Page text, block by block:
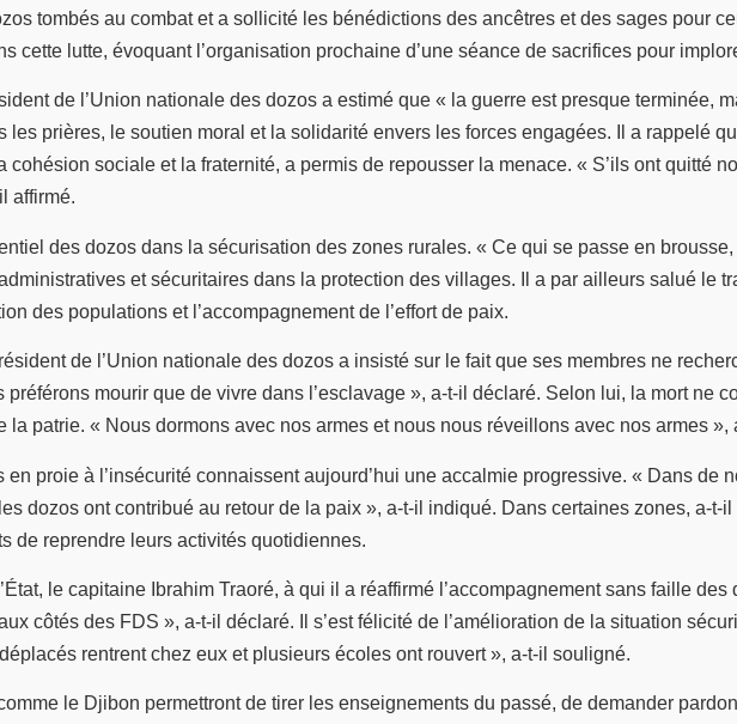
tombés au combat et a sollicité les bénédictions des ancêtres et des sages pour
cette lutte, évoquant l’organisation prochaine d’une séance de sacrifices pour
de l’Union nationale des dozos a estimé que « la guerre est presque terminée,
prières, le soutien moral et la solidarité envers les forces engagées. Il a rappelé
sociale et la fraternité, a permis de repousser la menace. « S’ils ont quitté
affirmé.
des dozos dans la sécurisation des zones rurales. « Ce qui se passe en
et sécuritaires dans la protection des villages. Il a par ailleurs salué le
des populations et l’accompagnement de l’effort de paix.
de l’Union nationale des dozos a insisté sur le fait que ses membres ne
mourir que de vivre dans l’esclavage », a-t-il déclaré. Selon lui, la mort ne
patrie. « Nous dormons avec nos armes et nous nous réveillons avec nos armes »,
proie à l’insécurité connaissent aujourd’hui une accalmie progressive. « Dans de
dozos ont contribué au retour de la paix », a-t-il indiqué. Dans certaines zones, a-t-
de reprendre leurs activités quotidiennes.
le capitaine Ibrahim Traoré, à qui il a réaffirmé l’accompagnement sans faille
côtés des FDS », a-t-il déclaré. Il s’est félicité de l’amélioration de la situation
rentrent chez eux et plusieurs écoles ont rouvert », a-t-il souligné.
le Djibon permettront de tirer les enseignements du passé, de demander